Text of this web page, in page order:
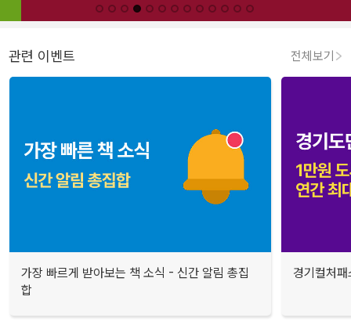
관련 이벤트 전체보기
가장 빠르게 받아보는 책 소식 - 신간 알림 총집
합
경기컬처